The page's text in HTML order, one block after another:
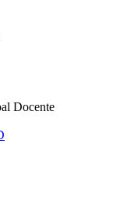
Docente